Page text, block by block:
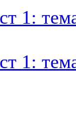
1:
1: